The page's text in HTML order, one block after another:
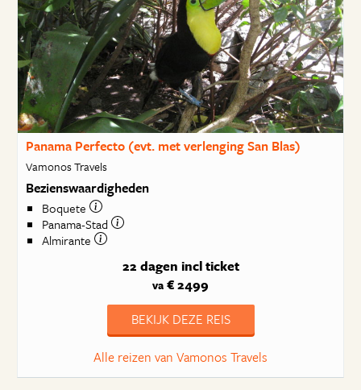
Panama Perfecto (evt. met verlenging San Blas)
Vamonos Travels
Bezienswaardigheden
Boquete
Panama-Stad
Almirante
22 dagen incl ticket
va € 2499
BEKIJK DEZE REIS
Alle reizen van Vamonos Travels